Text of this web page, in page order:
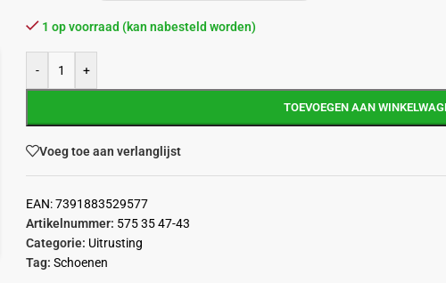
1 op voorraad (kan nabesteld worden)
- +
TOEVOEGEN AAN
Voeg toe aan verlanglijst
EAN:7391883529577
Artikelnummer: 575 35 47-43
Categorie: Uitrusting
Tag: Schoenen